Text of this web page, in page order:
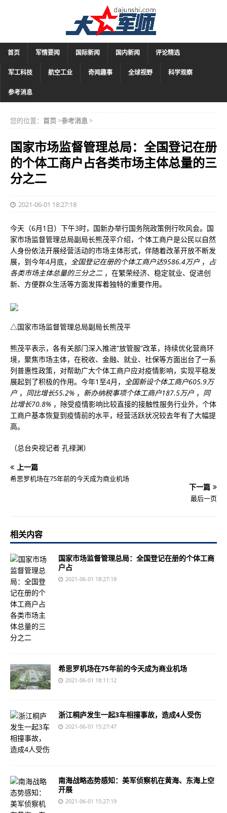
首页 军情要闻 国际新闻 国内新闻 评论精选
军工科技 航空工业 奇闻趣事 全球视野 科学观察
参考消息
您的位置： 首页>参考消息>
国家市场监督管理总局：全国登记在册
的个体工商户占各类市场主体总量的三
分之二
2021-06-01 18:27:18
今天（6月1日）下午3时，国新办举行国务院政策例行吹风会。国
家市场监督管理总局副局长熊茂平介绍，个体工商户是公民以自然
人身份依法开展经营活动的市场主体形式，伴随着改革开放不断发
展，到今年4月底， 全国登记在册的个体工商户达9586.4万户， 占
各类市场主体总量的三分之二，在繁荣经济、稳定就业、促进创
新、方便群众生活等方面发挥着独特的重要作用。
△国家市场监督管理总局副局长熊茂平
熊茂平表示，各有关部门深入推进“放管服”改革，持续优化营商环
境，聚焦市场主体，在税收、金融、就业、社保等方面出台了一系
列普惠性政策，对帮助广大个体工商户应对疫情影响，实现平稳发
展起到了积极的作用。今年1至4月， 全国新设个体工商户605.9万
户， 同比增长55.2% ， 新办纳税事项个体工商户187.5万户， 同
比增长70.8% ，除受疫情影响比较直接的接触性服务行业外，个体
工商户基本恢复到疫情前的水平，经营活跃状况较去年有了大幅提
高。
（总台央视记者 孔禄渊）
上一篇
希思罗机场在75年前的今天成为商业机场
下一篇
最后一页
相关内容
国家市场监督管理总局：全国登记在册的个体工商
户占
2021-06-01 18:27:18
希思罗机场在75年前的今天成为商业机场
2021-06-01 18:11:12
浙江桐庐发生一起3车相撞事故，造成4人受伤
2021-06-01 15:27:47
南海战略态势感知：美军侦察机在黄海、东海上空
开展
2021-06-01 15:27:19